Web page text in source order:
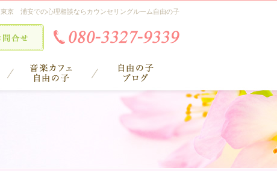
東京 浦安での心理相談ならカウンセリングルーム自由の子